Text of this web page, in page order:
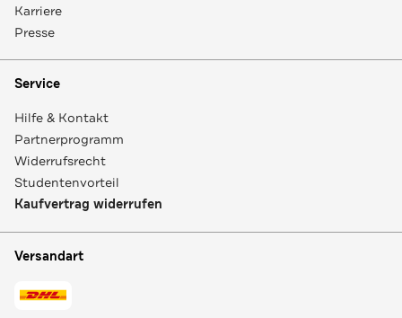
Karriere
Presse
Service
Hilfe & Kontakt
Partnerprogramm
Widerrufsrecht
Studentenvorteil
Kaufvertrag widerrufen
Versandart